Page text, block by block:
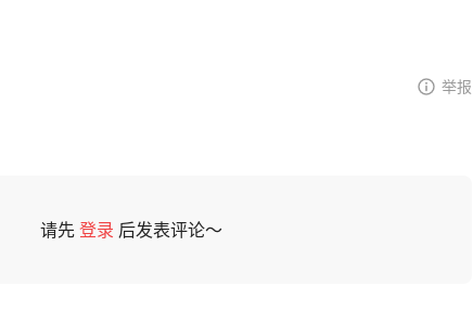
举报
请先登录 后发表评论～